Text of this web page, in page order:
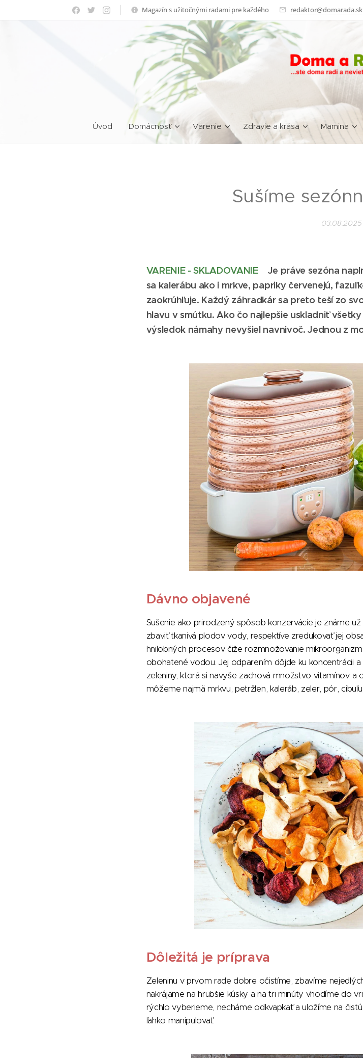
Magazín s užitočnými radami pre každého redaktor@domarada.sk
Úvod Domácnosť Varenie Zdravie a krása Mamina
Sušíme
03.08.2025
VARENIE - SKLADOVANIE
Je práve sezóna
sa kalerábu ako i mrkve, papriky červenejú,
zaokrúhľuje. Každý záhradkár sa preto teší zo
hlavu v smútku. Ako čo najlepšie uskladniť
výsledok námahy nevyšiel navnivoč. Jednou z
Dávno objavené
Sušenie ako prirodzený spôsob konzervácie je známe
zbaviť tkanivá plodov vody, respektíve zredukovať jej
hnilobných procesov čiže rozmnožovanie
obohatené vodou. Jej odparením dôjde ku koncentrácii
zeleniny, ktorá si navyše zachová množstvo vitamínov
môžeme najmä mrkvu, petržlen, kaleráb, zeler, pór,
Dôležitá je príprava
Zeleninu v prvom rade dobre očistíme, zbavíme
nakrájame na hrubšie kúsky a na tri minúty vhodíme do
rýchlo vyberieme, necháme odkvapkať a uložíme na
ľahko manipulovať.